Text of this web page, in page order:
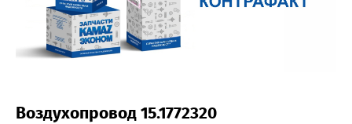
Воздухопровод 15.1772320